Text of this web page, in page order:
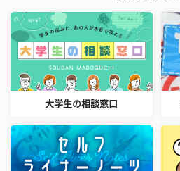
大学生の相談窓口